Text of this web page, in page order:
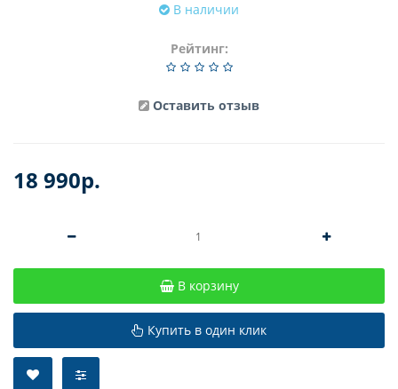
В наличии
Рейтинг:
Оставить отзыв
18 990р.
В корзину
Купить в один клик